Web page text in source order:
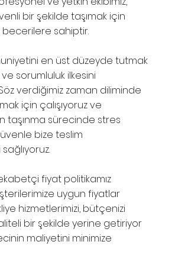
bir şekilde taşımak için
sahiptir.
en üst düzeyde tutmak
sorumluluk ilkesini
verdiğimiz zaman diliminde
için çalışıyoruz ve
taşınma sürecinde stres
bize teslim
fiyat politikamız
uygun fiyatlar
hizmetlerimizi, bütçenizi
bir şekilde yerine getiriyor
maliyetini minimize